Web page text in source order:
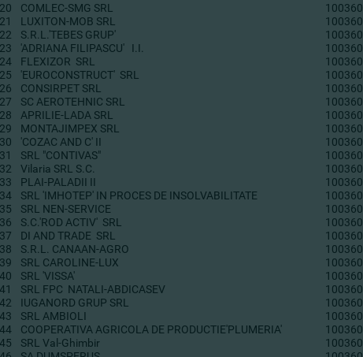
20
COMLEC-SMG SRL
21
LUXITON-MOB SRL
22
S.R.L.'TEBES GRUP'
23
'ADRIANA FILIPASCU' I.I.
24
FLEXIZOR SRL
25
'EUROCONSTRUCT' SRL
26
CONSIRPET SRL
27
SC AEROTEHNIC SRL
28
APRILIE-LADA SRL
29
MONTAJIMPEX SRL
30
'COZAC AND C' II
31
SRL "CONTIVAS"
32
Vilaria SRL S.C.
33
PLAI-PALADII II
34
SRL 'IMHOTEP' IN PROCES DE INSOLVABILITATE
35
SRL NEN-SERVICE
36
S.C.'ROD ACTIV' SRL
37
DI AND TRADE SRL
38
S.R.L. CANAAN-AGRO
39
SRL CAROLINE-LUX
40
SRL 'VISSA'
41
SRL FPC NATALI-ABDICASEV
42
IUGANORD GRUP SRL
43
SRL AMBIOLI
44
COOPERATIVA AGRICOLA DE PRODUCTIE'PLUMERIA'
45
SRL Val-Ghimbir